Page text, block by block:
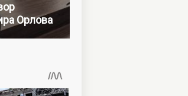
Орлова